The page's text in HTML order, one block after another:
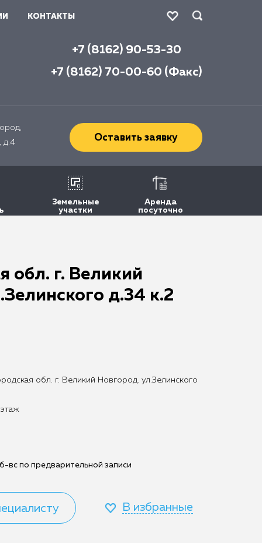
Земельные
участки
Аренда
посуточно
КОНТАКТЫ
+7 (8162) 90-53-30
+7 (8162) 70-00-60 (Факс)
д.4
Оставить заявку
обл. г. Великий
д.34 к.2
обл. г. Великий Новгород. ул.Зелинского
вс по предварительной записи
В избранные